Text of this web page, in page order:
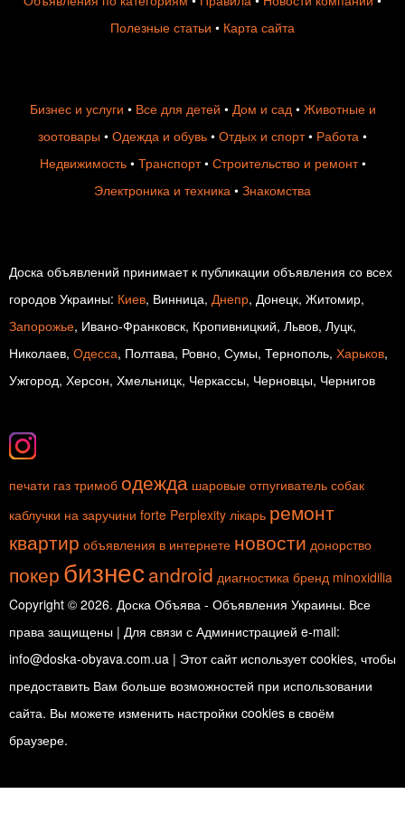
Полезные статьи • Карта сайта
Бизнес и услуги • Все для детей • Дом и сад• Животные и
зоотовары • Одежда и обувь • Отдых и спорт• Работа •
Недвижимость• Транспорт• Строительство и ремонт•
Электроника и техника • Знакомства
Доска объявлений принимает к публикации объявления со всех
городов Украины: Киев, Винница, Днепр, Донецк, Житомир,
Запорожье, Ивано-Франковск, Кропивницкий, Львов, Луцк,
Николаев, Одесса, Полтава, Ровно, Сумы, Тернополь, Харьков,
Ужгород, Херсон, Хмельницк, Черкассы, Черновцы, Чернигов
печати газ тримоб одежда шаровые отпугиватель собак
каблучки на заручини forte Perplexity лікарь ремонт
квартир объявления в интернете новости донорство
покер бизнесandroid диагностика бренд minoxidilia
Copyright © 2026. Доска Объява - Объявления Украины. Все
права защищены | Для связи с Администрацией e-mail:
info@doska-obyava.com.ua | Этот сайт использует cookies, чтобы
предоставить Вам больше возможностей при использовании
сайта. Вы можете изменить настройки cookies в своём
браузере.